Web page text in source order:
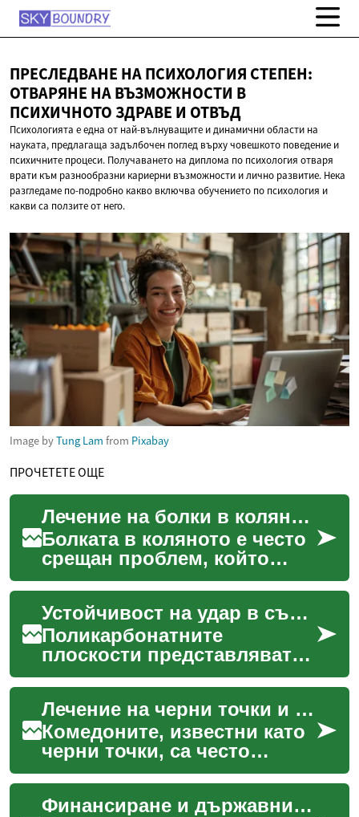
ПРЕСЛЕДВАНЕ НА ПСИХОЛОГИЯ СТЕПЕН:
ОТВАРЯНЕ НА ВЪЗМОЖНОСТИ В
ПСИХИЧНОТО ЗДРАВЕ И ОТВЪД
Психологията е една от най-вълнуващите и динамични области на
науката, предлагаща задълбочен поглед върху човешкото поведение и
психичните процеси. Получаването на диплома по психология отваря
врати към разнообразни кариерни възможности и лично развитие. Нека
разгледаме по-подробно какво включва обучението по психология и
какви са ползите от него.
Image byTung Lam from Pixabay
ПРОЧЕТЕТЕ ОЩЕ
Лечение на болки в коляното: възможности и подходи
Болката в коляното е често
срещан проблем, който
може да ограничи
движението и качеството на
живот. Причините варират...
Устойчивост на удар в съвременния дизайн
Поликарбонатните
плоскости представляват
иновативен материал,
който преобразява
съвременния дизайн и
строителство. Из...
Лечение на черни точки и грижа за кожата на лицето
Комедоните, известни като
черни точки, са често
срещан проблем, който
засяга различни типове
кожа и възрастови групи....Финансиране и държавни програми за покриване на грижи